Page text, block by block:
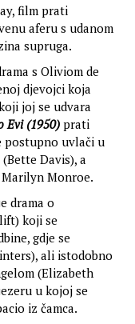
film prati
aferu s udanom
supruga.
s Oliviom de
djevojci koja
joj se udvara
Evi (1950) prati
postupno uvlači u
Davis), a
Monroe.
drama o
koji se
gdje se
ali istodobno
(Elizabeth
u kojoj se
iz čamca.